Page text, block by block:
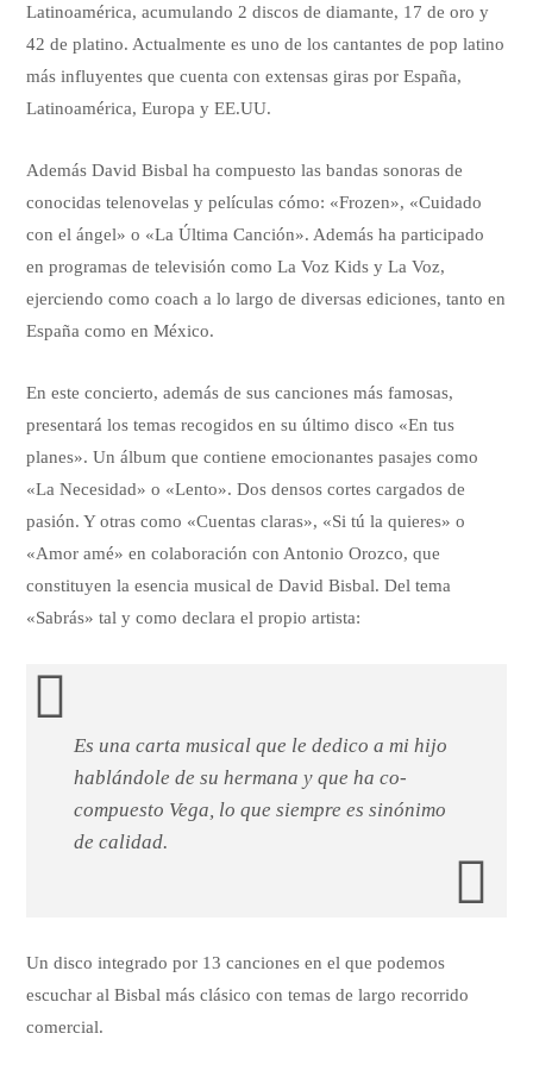
Latinoamérica, acumulando 2 discos de diamante, 17 de oro y
42 de platino. Actualmente es uno de los cantantes de pop latino
más influyentes que cuenta con extensas giras por España,
Latinoamérica, Europa y EE.UU.
Además David Bisbal ha compuesto las bandas sonoras de
conocidas telenovelas y películas cómo: «Frozen», «Cuidado
con el ángel» o «La Última Canción». Además ha participado
en programas de televisión como La Voz Kids y La Voz,
ejerciendo como coach a lo largo de diversas ediciones, tanto en
España como en México.
En este concierto, además de sus canciones más famosas,
presentará los temas recogidos en su último disco «En tus
planes». Un álbum que contiene emocionantes pasajes como
«La Necesidad» o «Lento». Dos densos cortes cargados de
pasión. Y otras como «Cuentas claras», «Si tú la quieres» o
«Amor amé» en colaboración con Antonio Orozco, que
constituyen la esencia musical de David Bisbal. Del tema
«Sabrás» tal y como declara el propio artista:
Es una carta musical que le dedico a mi hijo
hablándole de su hermana y que ha co-
compuesto Vega, lo que siempre es sinónimo
de calidad.
Un disco integrado por 13 canciones en el que podemos
escuchar al Bisbal más clásico con temas de largo recorrido
comercial.